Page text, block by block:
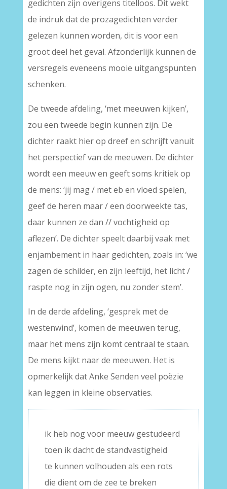
gedichten zijn overigens titelloos. Dit wekt
de indruk dat de prozagedichten verder
gelezen kunnen worden, dit is voor een
groot deel het geval. Afzonderlijk kunnen de
versregels eveneens mooie uitgangspunten
schenken.
De tweede afdeling, ‘met meeuwen kijken’,
zou een tweede begin kunnen zijn. De
dichter raakt hier op dreef en schrijft vanuit
het perspectief van de meeuwen. De dichter
wordt een meeuw en geeft soms kritiek op
de mens: ‘jij mag / met eb en vloed spelen,
geef de heren maar / een doorweekte tas,
daar kunnen ze dan // vochtigheid op
aflezen’. De dichter speelt daarbij vaak met
enjambement in haar gedichten, zoals in: ‘we
zagen de schilder, en zijn leeftijd, het licht /
raspte nog in zijn ogen, nu zonder stem’.
In de derde afdeling, ‘gesprek met de
westenwind’, komen de meeuwen terug,
maar het mens zijn komt centraal te staan.
De mens kijkt naar de meeuwen. Het is
opmerkelijk dat Anke Senden veel poëzie
kan leggen in kleine observaties.
ik heb nog voor meeuw gestudeerd
toen ik dacht de standvastigheid
te kunnen volhouden als een rots
die dient om de zee te breken